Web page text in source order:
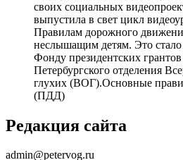
своих социальных
выпустила в свет цикл
Правилам дорожного
неслышащим детям. Это
Фонду президентских
Петербургского отделения
глухих (ВОГ).Основные
(ПДД)
Редакция сайта
admin@petervog.ru